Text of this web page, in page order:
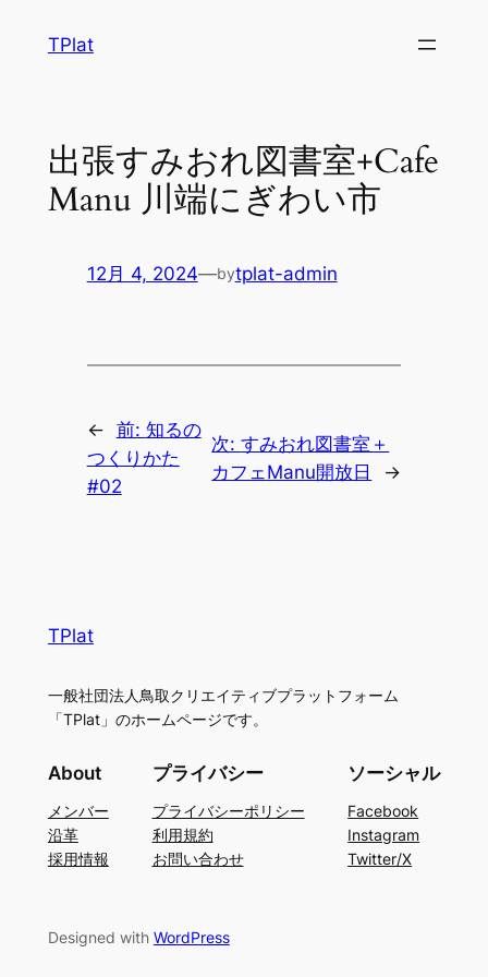
TPlat
出張すみおれ図書室+Cafe
Manu 川端にぎわい市
12月 4, 2024—bytplat-admin
← 前: 知るの
つくりかた
#02
次:すみおれ図書室＋
カフェManu開放日
→
TPlat
一般社団法人鳥取クリエイティブプラットフォーム
「TPlat」のホームページです。
About
メンバー
沿革
採用情報
プライバシー
プライバシーポリシー
利用規約
お問い合わせ
ソーシャル
Facebook
Instagram
Twitter/X
Designed with WordPress